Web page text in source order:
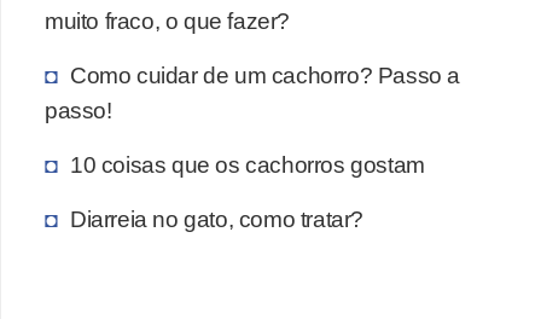
muito fraco, o que fazer?
Como cuidar de um cachorro? Passo a
passo!
10 coisas que os cachorros gostam
Diarreia no gato, como tratar?